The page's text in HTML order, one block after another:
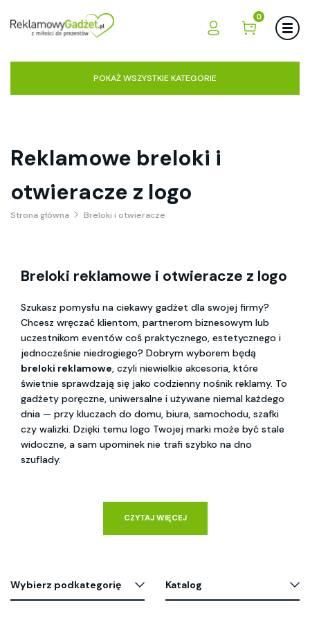
0
POKAŻ WSZYSTKIE KATEGORIE
Reklamowe breloki i
otwieracze z logo
Strona główna Breloki i otwieracze
Breloki reklamowe i otwieracze z logo
Szukasz pomysłu na ciekawy gadżet dla swojej firmy?
Chcesz wręczać klientom, partnerom biznesowym lub
uczestnikom eventów coś praktycznego, estetycznego i
jednocześnie niedrogiego? Dobrym wyborem będą
breloki reklamowe, czyli niewielkie akcesoria, które
świetnie sprawdzają się jako codzienny nośnik reklamy. To
gadżety poręczne, uniwersalne i używane niemal każdego
dnia — przy kluczach do domu, biura, samochodu, szafki
czy walizki. Dzięki temu logo Twojej marki może być stale
widoczne, a sam upominek nie trafi szybko na dno
szuflady.
CZYTAJ WIĘCEJ
Wybierz podkategorię Katalog